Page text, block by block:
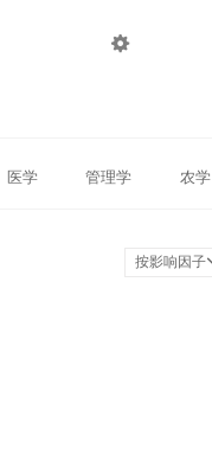

医学 管理学 农学
按影响因子